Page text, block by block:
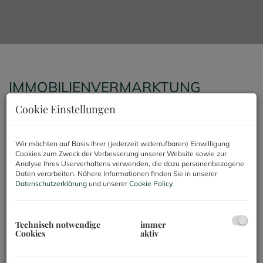
IMMOBILIENVERMARKTUNG
NETZWERK. DISKRETION. BERATUNG.
Wohnungen in Wien und Umgebung diskret an
die aktuell besten Investoren. Wer zahlt in der
aktuellen Marktlage tatsächlich den besten Preis,
ist absolut bonitätsstark und ist für Sie
über Jahre gewachsenes Netzwerk finden wir für
Sie die passenden Käufer. Dabei kommt es nicht
Cookie Einstellungen
Wir möchten auf Basis Ihrer (jederzeit widerrufbaren) Einwilligung
Cookies zum Zweck der Verbesserung unserer Website sowie zur
Analyse Ihres Userverhaltens verwenden, die dazu personenbezogene
Daten verarbeiten. Nähere Informationen finden Sie in unserer
Datenschutzerklärung und unsererCookie Policy.
Technisch notwendige
Cookies
immer
aktiv